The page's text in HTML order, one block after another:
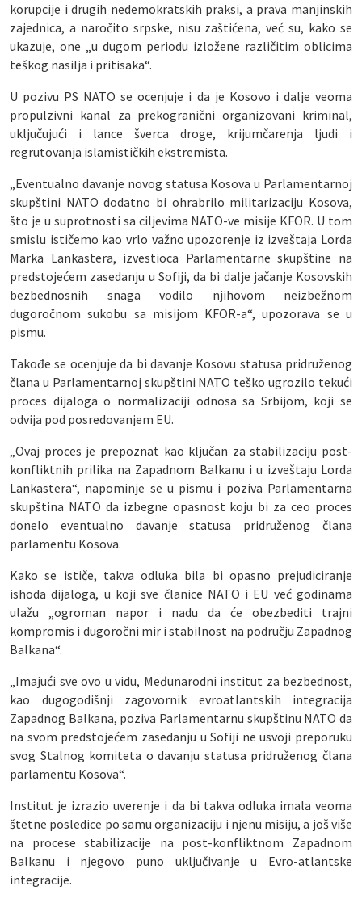
korupcije i drugih nedemokratskih praksi, a prava manjinskih
zajednica, a naročito srpske, nisu zaštićena, već su, kako se
ukazuje, one „u dugom periodu izložene različitim oblicima
teškog nasilja i pritisaka“.
U pozivu PS NATO se ocenjuje i da je Kosovo i dalje veoma
propulzivni kanal za prekogranični organizovani kriminal,
uključujući i lance šverca droge, krijumčarenja ljudi i
regrutovanja islamističkih ekstremista.
„Eventualno davanje novog statusa Kosova u Parlamentarnoj
skupštini NATO dodatno bi ohrabrilo militarizaciju Kosova,
što je u suprotnosti sa ciljevima NATO-ve misije KFOR. U tom
smislu ističemo kao vrlo važno upozorenje iz izveštaja Lorda
Marka Lankastera, izvestioca Parlamentarne skupštine na
predstojećem zasedanju u Sofiji, da bi dalje jačanje Kosovskih
bezbednosnih snaga vodilo njihovom neizbežnom
dugoročnom sukobu sa misijom KFOR-a“, upozorava se u
pismu.
Takođe se ocenjuje da bi davanje Kosovu statusa pridruženog
člana u Parlamentarnoj skupštini NATO teško ugrozilo tekući
proces dijaloga o normalizaciji odnosa sa Srbijom, koji se
odvija pod posredovanjem EU.
„Ovaj proces je prepoznat kao ključan za stabilizaciju post-
konfliktnih prilika na Zapadnom Balkanu i u izveštaju Lorda
Lankastera“, napominje se u pismu i poziva Parlamentarna
skupština NATO da izbegne opasnost koju bi za ceo proces
donelo eventualno davanje statusa pridruženog člana
parlamentu Kosova.
Kako se ističe, takva odluka bila bi opasno prejudiciranje
ishoda dijaloga, u koji sve članice NATO i EU već godinama
ulažu „ogroman napor i nadu da će obezbediti trajni
kompromis i dugoročni mir i stabilnost na području Zapadnog
Balkana“.
„Imajući sve ovo u vidu, Međunarodni institut za bezbednost,
kao dugogodišnji zagovornik evroatlantskih integracija
Zapadnog Balkana, poziva Parlamentarnu skupštinu NATO da
na svom predstojećem zasedanju u Sofiji ne usvoji preporuku
svog Stalnog komiteta o davanju statusa pridruženog člana
parlamentu Kosova“.
Institut je izrazio uverenje i da bi takva odluka imala veoma
štetne posledice po samu organizaciju i njenu misiju, a još više
na procese stabilizacije na post-konfliktnom Zapadnom
Balkanu i njegovo puno uključivanje u Evro-atlantske
integracije.